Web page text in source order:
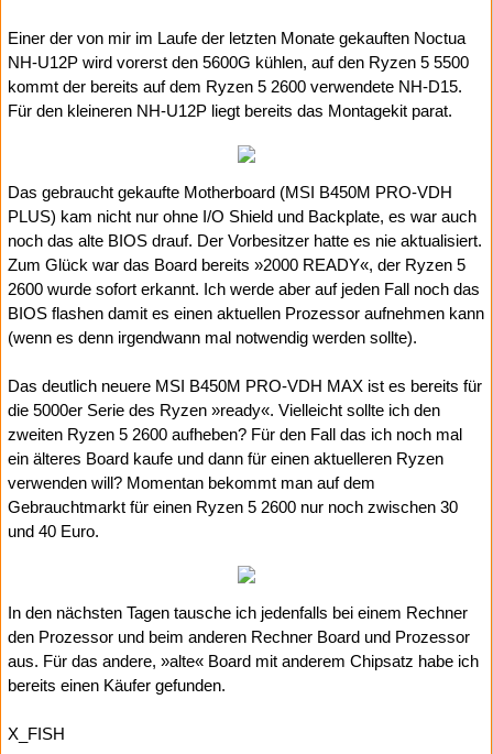
Einer der von mir im Laufe der letzten Monate gekauften Noctua
NH-U12P wird vorerst den 5600G kühlen, auf den Ryzen 5 5500
kommt der bereits auf dem Ryzen 5 2600 verwendete NH-D15.
Für den kleineren NH-U12P liegt bereits das Montagekit parat.
Das gebraucht gekaufte Motherboard (MSI B450M PRO-VDH
PLUS) kam nicht nur ohne I/O Shield und Backplate, es war auch
noch das alte BIOS drauf. Der Vorbesitzer hatte es nie aktualisiert.
Zum Glück war das Board bereits »2000 READY«, der Ryzen 5
2600 wurde sofort erkannt. Ich werde aber auf jeden Fall noch das
BIOS flashen damit es einen aktuellen Prozessor aufnehmen kann
(wenn es denn irgendwann mal notwendig werden sollte).
Das deutlich neuere MSI B450M PRO-VDH MAX ist es bereits für
die 5000er Serie des Ryzen »ready«. Vielleicht sollte ich den
zweiten Ryzen 5 2600 aufheben? Für den Fall das ich noch mal
ein älteres Board kaufe und dann für einen aktuelleren Ryzen
verwenden will? Momentan bekommt man auf dem
Gebrauchtmarkt für einen Ryzen 5 2600 nur noch zwischen 30
und 40 Euro.
In den nächsten Tagen tausche ich jedenfalls bei einem Rechner
den Prozessor und beim anderen Rechner Board und Prozessor
aus. Für das andere, »alte« Board mit anderem Chipsatz habe ich
bereits einen Käufer gefunden.
X_FISH